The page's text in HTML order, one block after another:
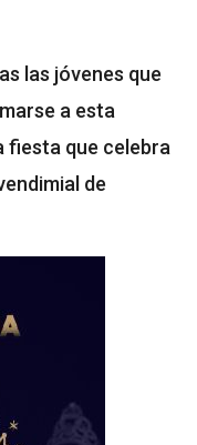
las jóvenes que
a esta
fiesta que celebra
de